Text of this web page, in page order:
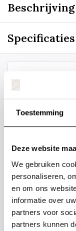
Toestemming
Deze website
We gebruiken
personaliseren,
en om ons
informatie over
partners voor
partners kunnen
Beschrijving
Specificaties
Staat uw
tussen?
gaan we
de
boom er
kunnen u
06 45